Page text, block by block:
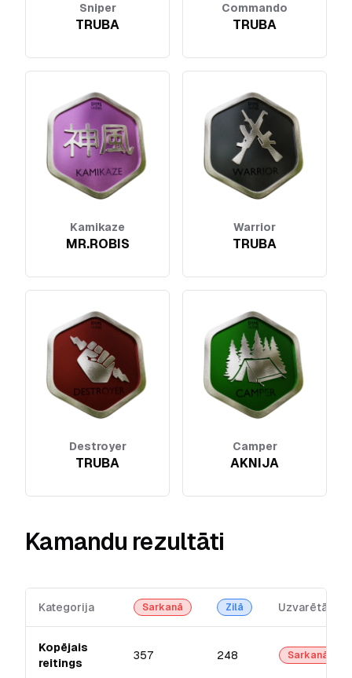
Sniper
TRUBA
Commando
TRUBA
Kamikaze
MR.ROBIS
Warrior
TRUBA
Destroyer
TRUBA
Camper
AKNIJA
Kamandu rezultāti
Kategorija Sarkanā Zilā Uzvarētājs
Kopējais
reitings
357 248 Sarkanā